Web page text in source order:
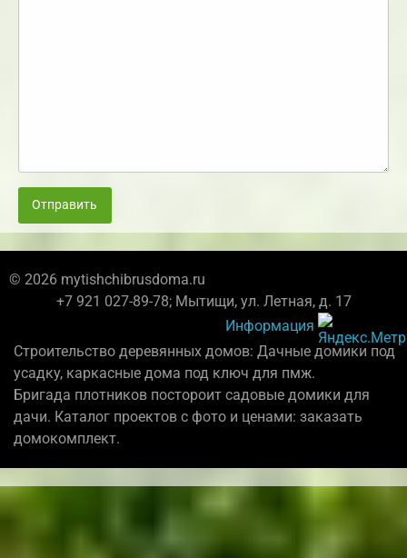
Отправить
© 2026 mytishchibrusdoma.ru
+7 921 027-89-78; Мытищи, ул. Летная, д. 17
Информация
Строительство деревянных домов: Дачные домики под
усадку, каркасные дома под ключ для пмж.
Бригада плотников постороит садовые домики для
дачи. Каталог проектов с фото и ценами: заказать
домокомплект.